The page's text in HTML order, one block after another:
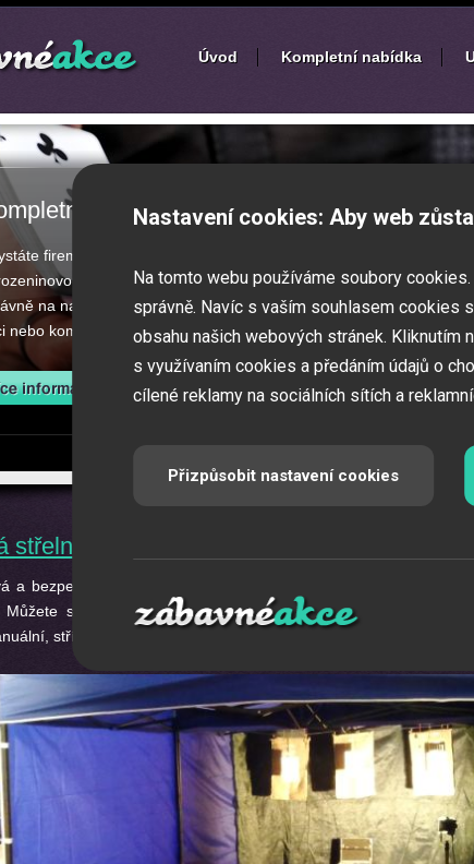
Úvod Kompletní nabídka
zajištěnízábavných akcí
firemní akci, večírek nebo ples? Připravujete svatbu,
oslavu či zábavné představení pro děti? Pak jste
na našich stránkách. Zajistíme Vám jednotlivé umělce na Vaši
nebo kompletní zajištění zábavných a firemních akcí.
střelnice
a bezpečná střelba šestimilimetrovými kuličkami, ovšem z
Můžete si zastřílet na zajímavé terče jak venku, tak v
střílet se dá i dávkami (MP 40 a 51, AK 47 – klasický
Nastavení cookies: Aby web
Na tomto webu používáme soubory
správně. Navíc s vaším souhlasem cookies
obsahu našich webových stránek. Kliknutím
s využívaním cookies a předáním údajů o
cílené reklamy na sociálních sítích a
Přizpůsobit nastavení cookies